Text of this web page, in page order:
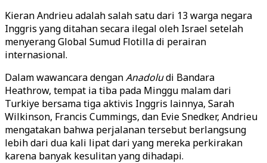
Kieran Andrieu adalah salah satu dari 13 warga negara
Inggris yang ditahan secara ilegal oleh Israel setelah
menyerang Global Sumud Flotilla di perairan
internasional.
Dalam wawancara denganAnadoludi Bandara
Heathrow, tempat ia tiba pada Minggu malam dari
Turkiye bersama tiga aktivis Inggris lainnya, Sarah
Wilkinson, Francis Cummings, dan Evie Snedker, Andrieu
mengatakan bahwa perjalanan tersebut berlangsung
lebih dari dua kali lipat dari yang mereka perkirakan
karena banyak kesulitan yang dihadapi.